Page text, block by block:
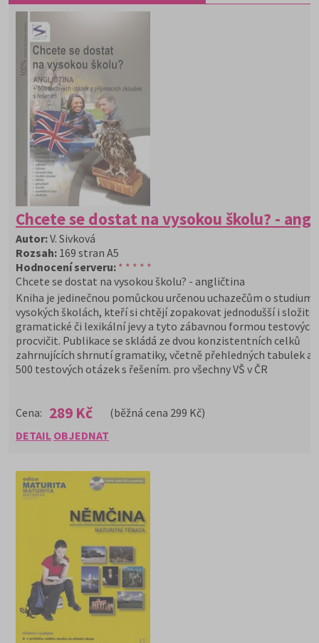
Chcete se dostat na vysokou školu? -
Autor:V. Sivková
Rozsah: 169 stran A5
Hodnocení serveru: * * * * *
Chcete se dostat na vysokou školu? - angličtina
Kniha je jedinečnou pomůckou určenou uchazečům o studium
vysokých školách, kteří si chtějí zopakovat jednodušší i
gramatické či lexikální jevy a tyto zábavnou formou
procvičit. Publikace se skládá ze dvou konzistentních celků
zahrnujících shrnutí gramatiky, včetně přehledných tabulek a
500 testových otázek s řešením. pro všechny VŠ v ČR
Cena: 289 Kč
(běžná cena 299 Kč)
DETAIL OBJEDNAT